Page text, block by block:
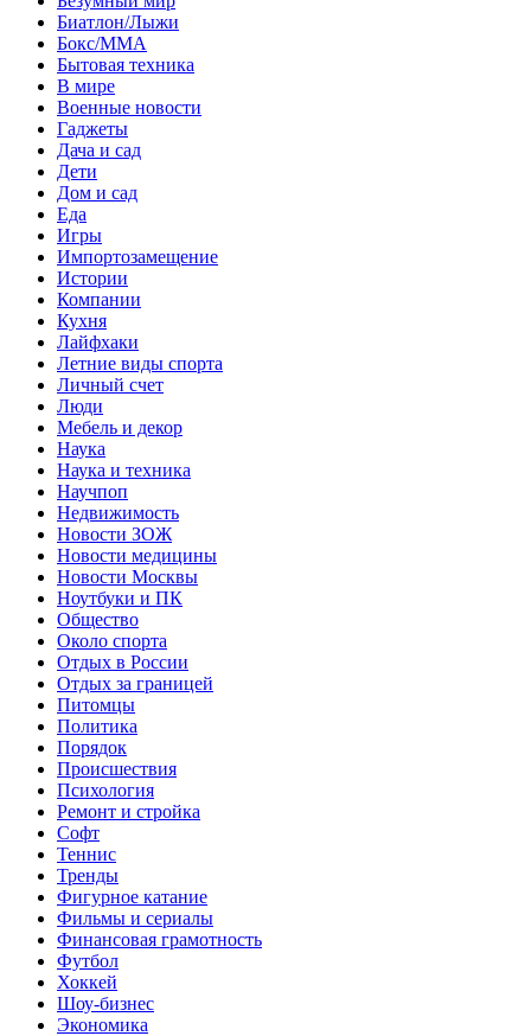
Биатлон/Лыжи
Бокс/MMA
Бытовая техника
В мире
Военные новости
Гаджеты
Дача и сад
Дети
Дом и сад
Еда
Игры
Импортозамещение
Истории
Компании
Кухня
Лайфхаки
Летние виды спорта
Личный счет
Люди
Мебель и декор
Наука
Наука и техника
Научпоп
Недвижимость
Новости ЗОЖ
Новости медицины
Новости Москвы
Ноутбуки и ПК
Общество
Около спорта
Отдых в России
Отдых за границей
Питомцы
Политика
Порядок
Происшествия
Психология
Ремонт и стройка
Софт
Теннис
Тренды
Фигурное катание
Фильмы и сериалы
Финансовая грамотность
Футбол
Хоккей
Шоу-бизнес
Экономика